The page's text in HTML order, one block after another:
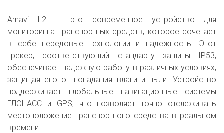
Arnavi L2 — это современное устройство для
мониторинга транспортных средств, которое сочетает
в себе передовые технологии и надежность. Этот
трекер, соответствующий стандарту защиты IP53,
обеспечивает надежную работу в различных условиях,
защищая его от попадания влаги и пыли. Устройство
поддерживает глобальные навигационные системы
ГЛОНАСС и GPS, что позволяет точно отслеживать
местоположение транспортного средства в реальном
времени.